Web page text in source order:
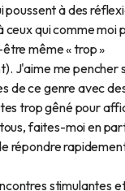
poussent à des
ceux qui comme moi
même « trop »
J'aime me pencher
de ce genre avec
trop gêné pour
faites-moi en
répondre
stimulantes